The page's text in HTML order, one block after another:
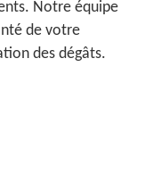
Notre équipe
de votre
des dégâts.